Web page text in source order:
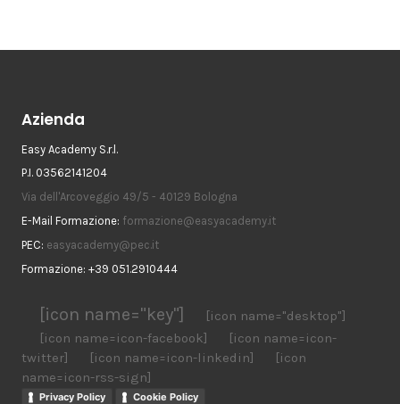
Azienda
Easy Academy S.r.l.
P.I. 03562141204
Via dell'Arcoveggio 49/5 - 40129 Bologna
E-Mail Formazione: formazione@easyacademy.it
PEC: easyacademy@pec.it
Formazione: +39 051.2910444
[icon name="key"]
[icon name="desktop"]
[icon name=icon-facebook]
[icon name=icon-
twitter]
[icon name=icon-linkedin]
[icon
name=icon-rss-sign]
Privacy Policy Cookie Policy